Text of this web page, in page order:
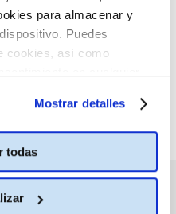
para almacenar y
Puedes
cookies, así como
Mostrar detalles
todas
de búsqueda